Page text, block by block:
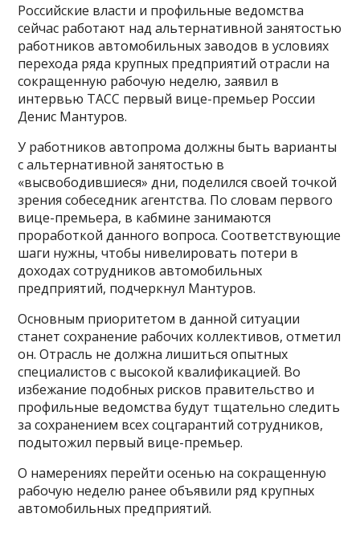
Российские власти и профильные ведомства
сейчас работают над альтернативной занятостью
работников автомобильных заводов в условиях
перехода ряда крупных предприятий отрасли на
сокращенную рабочую неделю, заявил в
интервью ТАСС первый вице-премьер России
Денис Мантуров.
У работников автопрома должны быть варианты
с альтернативной занятостью в
«высвободившиеся» дни, поделился своей точкой
зрения собеседник агентства. По словам первого
вице-премьера, в кабмине занимаются
проработкой данного вопроса. Соответствующие
шаги нужны, чтобы нивелировать потери в
доходах сотрудников автомобильных
предприятий, подчеркнул Мантуров.
Основным приоритетом в данной ситуации
станет сохранение рабочих коллективов, отметил
он. Отрасль не должна лишиться опытных
специалистов с высокой квалификацией. Во
избежание подобных рисков правительство и
профильные ведомства будут тщательно следить
за сохранением всех соцгарантий сотрудников,
подытожил первый вице-премьер.
О намерениях перейти осенью на сокращенную
рабочую неделю ранее объявили ряд крупных
автомобильных предприятий.